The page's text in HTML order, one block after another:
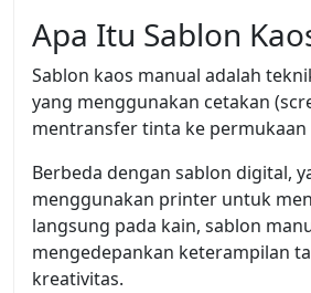
Apa Itu Sablon
Sablon kaos manual adalah
yang menggunakan cetakan
mentransfer tinta ke permukaan
Berbeda dengan sablon digital,
menggunakan printer untuk
langsung pada kain, sablon
mengedepankan keterampilan
kreativitas.